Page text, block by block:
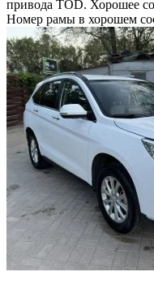
привода TOD. Хорошее
Номер рамы в хорошем